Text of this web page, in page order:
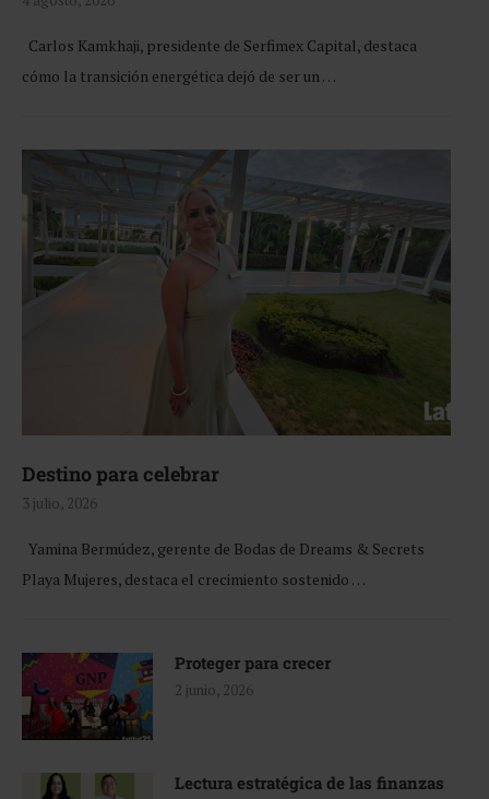
Carlos Kamkhaji, presidente de Serfimex Capital, destaca
cómo la transición energética dejó de ser un …
Destino para celebrar
3 julio, 2026
Yamina Bermúdez, gerente de Bodas de Dreams & Secrets
Playa Mujeres, destaca el crecimiento sostenido …
Proteger para crecer
2 junio, 2026
Lectura estratégica de las finanzas